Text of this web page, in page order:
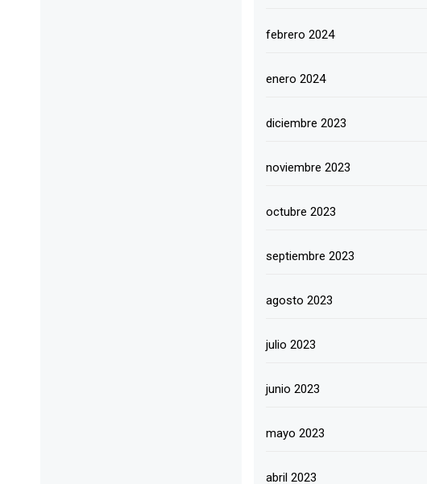
febrero 2024
enero 2024
diciembre 2023
noviembre 2023
octubre 2023
septiembre 2023
agosto 2023
julio 2023
junio 2023
mayo 2023
abril 2023